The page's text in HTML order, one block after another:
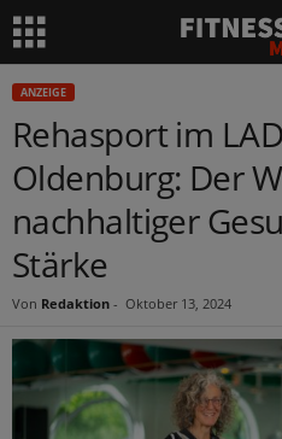
ANZEIGE
Rehasport im
Oldenburg: Der
nachhaltiger
Stärke
Von Redaktion - Oktober 13, 2024